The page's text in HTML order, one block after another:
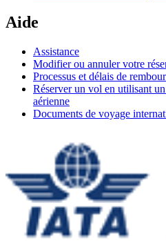
Aide
Assistance
Modifier ou annuler votre
Processus et délais de
Réserver un vol en utilisant
aérienne
Documents de voyage